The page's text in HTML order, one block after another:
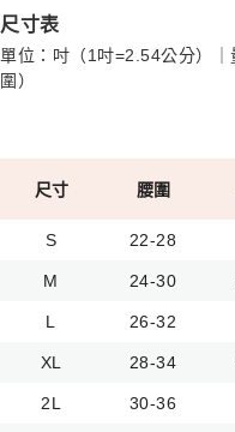
尺寸表
單位：吋（1吋=2.54公分）
圍）
尺寸 腰圍
S 22-28
M 24-30
L 26-32
XL 28-34
2L 30-36